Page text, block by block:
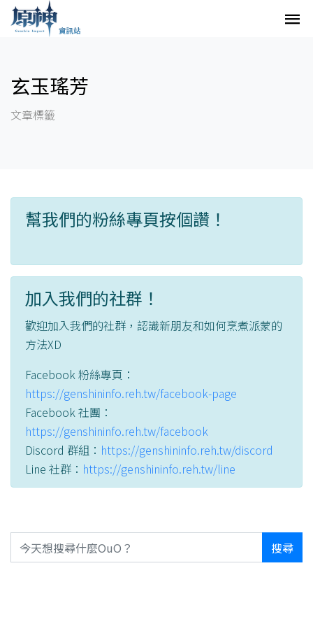
玄玉瑤芳
文章標籤
幫我們的粉絲專頁按個讚！
加入我們的社群！
歡迎加入我們的社群，認識新朋友和如何烹煮派蒙的
方法XD
Facebook 粉絲專頁：
https://genshininfo.reh.tw/facebook-page
Facebook 社團：
https://genshininfo.reh.tw/facebook
Discord 群組： https://genshininfo.reh.tw/discord
Line 社群： https://genshininfo.reh.tw/line
搜尋